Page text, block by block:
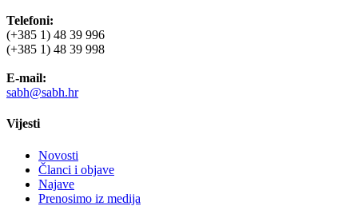
Telefoni:
(+385 1) 48 39 996
(+385 1) 48 39 998
E-mail:
sabh@sabh.hr
Vijesti
Novosti
Članci i objave
Najave
Prenosimo iz medija